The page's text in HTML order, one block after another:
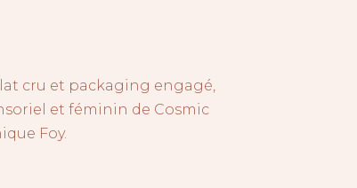
cru et packaging engagé,
et féminin de Cosmic
Foy.